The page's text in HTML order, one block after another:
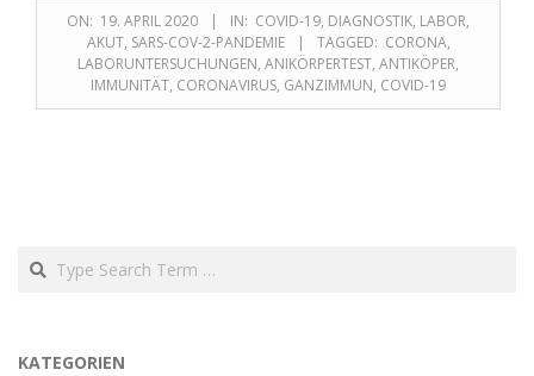
ON: 19. APRIL 2020 IN: COVID-19, DIAGNOSTIK, LABOR,
AKUT, SARS-COV-2-PANDEMIE TAGGED: CORONA,
LABORUNTERSUCHUNGEN, ANIKÖRPERTEST, ANTIKÖPER,
IMMUNITÄT, CORONAVIRUS, GANZIMMUN, COVID-19
KATEGORIEN